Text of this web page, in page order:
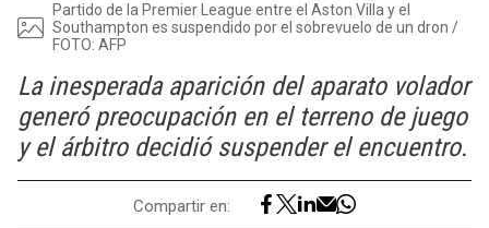
Partido de la Premier League entre el Aston Villa y el
Southampton es suspendido por el sobrevuelo de un dron /
FOTO: AFP
La inesperada aparición del aparato volador
generó preocupación en el terreno de juego
y el árbitro decidió suspender el encuentro.
Compartir en: